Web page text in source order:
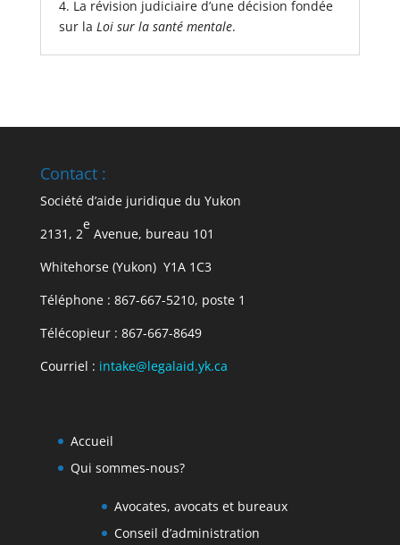
4. La révision judiciaire d’une décision fondée
sur la Loi sur la santé mentale.
Contact :
Société d’aide juridique du Yukon
2131, 2
e
Avenue, bureau 101
Whitehorse (Yukon) Y1A 1C3
Téléphone : 867-667-5210, poste 1
Télécopieur : 867-667-8649
Courriel : intake@legalaid.yk.ca
Accueil
Qui sommes-nous?
Avocates, avocats et bureaux
Conseil d’administration